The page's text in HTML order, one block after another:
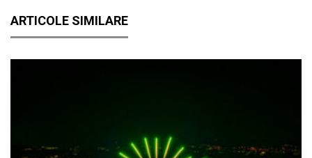
ARTICOLE SIMILARE